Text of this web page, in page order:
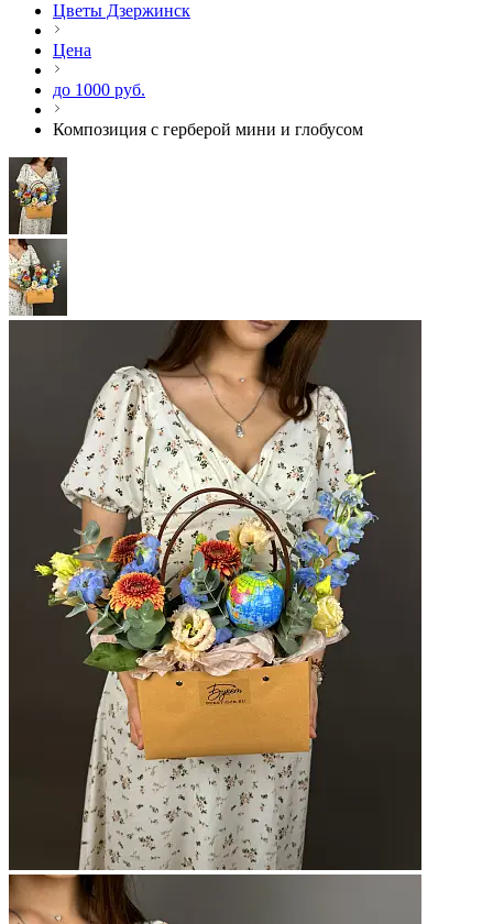
Цветы Дзержинск
Цена
до 1000 руб.
Композиция с герберой мини и глобусом